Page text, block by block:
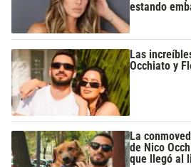
estando
Las
Occhiato y
La
de Nico
que llegó al